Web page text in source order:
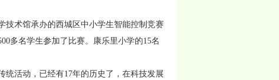
术馆承办的西城区中小学生智能控制竞赛
多名学生参加了比赛。康乐里小学的15名
活动，已经有17年的历史了，在科技发展